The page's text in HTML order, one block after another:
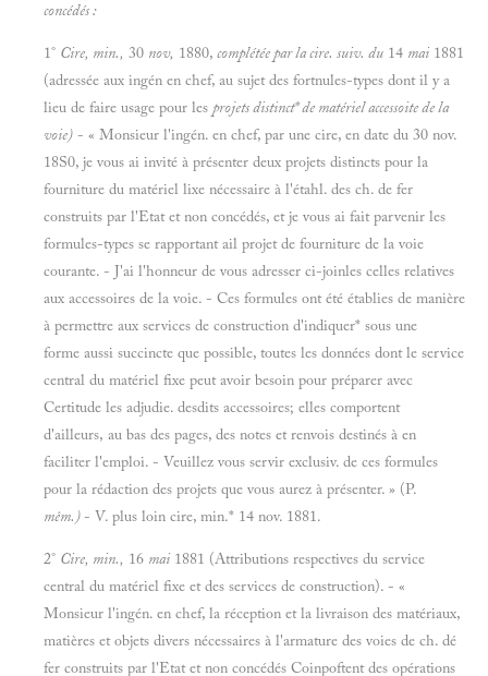
concédés :
1° Cire, min., 30 nov, 1880, complétée par la cire. suiv. du 14 mai 1881
(adressée aux ingén en chef, au sujet des fortnules-types dont il y a
lieu de faire usage pour les projets distinct* de matériel accessoite de la
voie) - « Monsieur l'ingén. en chef, par une cire, en date du 30 nov.
18S0, je vous ai invité à présenter deux projets distincts pour la
fourniture du matériel lixe nécessaire à l'étahl. des ch. de fer
construits par l'Etat et non concédés, et je vous ai fait parvenir les
formules-types se rapportant ail projet de fourniture de la voie
courante. - J'ai l'honneur de vous adresser ci-joinles celles relatives
aux accessoires de la voie. - Ces formules ont été établies de manière
à permettre aux services de construction d'indiquer* sous une
forme aussi succincte que possible, toutes les données dont le service
central du matériel fixe peut avoir besoin pour préparer avec
Certitude les adjudie. desdits accessoires; elles comportent
d'ailleurs, au bas des pages, des notes et renvois destinés à en
faciliter l'emploi. - Veuillez vous servir exclusiv. de ces formules
pour la rédaction des projets que vous aurez à présenter. » (P.
mêm.)- V. plus loin cire, min.* 14 nov. 1881.
2° Cire, min., 16 mai 1881 (Attributions respectives du service
central du matériel fixe et des services de construction). - «
Monsieur l'ingén. en chef, la réception et la livraison des matériaux,
matières et objets divers nécessaires à l'armature des voies de ch. dé
fer construits par l'Etat et non concédés Coinpoftent des opérations